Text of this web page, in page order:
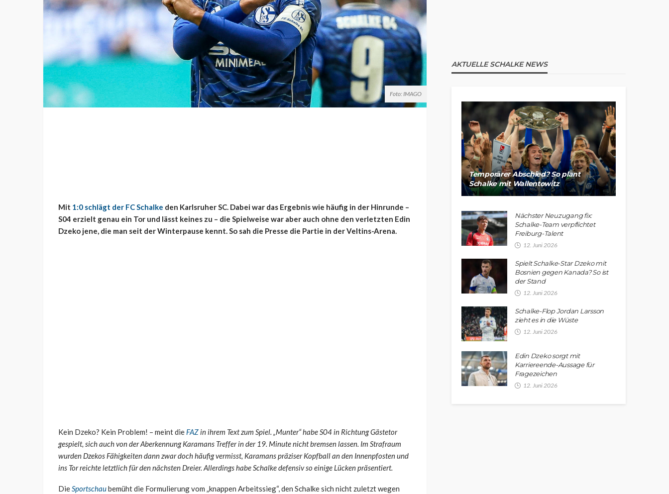
Foto: IMAGO
Mit 1:0 schlägt der FC Schalke den Karlsruher SC. Dabei war das Ergebnis wie häufig in der Hinrunde –
S04 erzielt genau ein Tor und lässt keines zu – die Spielweise war aber auch ohne den verletzten Edin
Dzeko jene, die man seit der Winterpause kennt. So sah die Presse die Partie in der Veltins-Arena.
Kein Dzeko? Kein Problem! – meint die FAZin ihrem Text zum Spiel. „Munter“ habe S04 in Richtung Gästetor
gespielt, sich auch von der Aberkennung Karamans Treffer in der 19. Minute nicht bremsen lassen. Im Strafraum
wurden Dzekos Fähigkeiten dann zwar doch häufig vermisst, Karamans präziser Kopfball an den Innenpfosten und
ins Tor reichte letztlich für den nächsten Dreier. Allerdings habe Schalke defensiv so einige Lücken präsentiert.
DieSportschaubemüht die Formulierung vom „knappen Arbeitssieg“, den Schalke sich nicht zuletzt wegen
AKTUELLE SCHALKE NEWS
Temporärer Abschied? So plant
Schalke mit Wallentowitz
Nächster Neuzugang fix:
Schalke-Team verpflichtet
Freiburg-Talent
12. Juni 2026
Spielt Schalke-Star Dzeko mit
Bosnien gegen Kanada? So ist
der Stand
12. Juni 2026
Schalke-Flop Jordan Larsson
zieht es in die Wüste
12. Juni 2026
Edin Dzeko sorgt mit
Karriereende-Aussage für
Fragezeichen
12. Juni 2026